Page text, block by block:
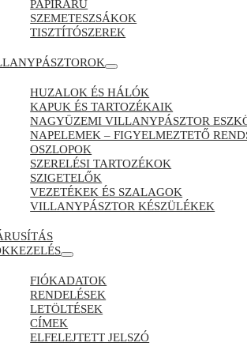
PAPÍRÁRÚ
SZEMETESZSÁKOK
TISZTÍTÓSZEREK
HUZALOK ÉS HÁLÓK
KAPUK ÉS TARTOZÉKAIK
NAGYÜZEMI VILLANYPÁSZTOR
NAPELEMEK – FIGYELMEZTETŐ
OSZLOPOK
SZERELÉSI TARTOZÉKOK
SZIGETELŐK
VEZETÉKEK ÉS SZALAGOK
VILLANYPÁSZTOR KÉSZÜLÉKEK
FIÓKADATOK
RENDELÉSEK
LETÖLTÉSEK
CÍMEK
ELFELEJTETT JELSZÓ